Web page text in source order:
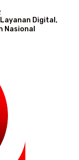
Digital,
Nasional